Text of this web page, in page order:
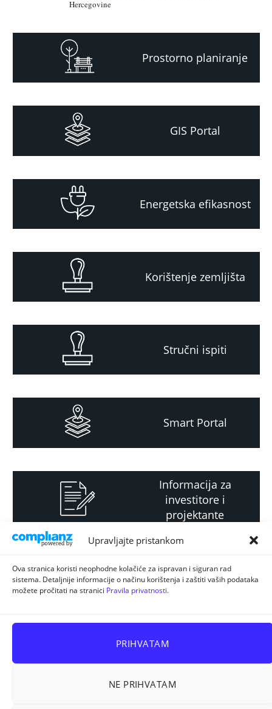
Upravljajte pristankom
Ova stranica koristi neophodne kolačiće za ispravan i siguran rad
sistema. Detaljnije informacije o načinu korištenja i zaštiti vaših podataka
možete pročitati na stranici Pravila privatnosti.
PRIHVATAM
NE PRIHVATAM
Hercegovine
Prostorno planiranje
GIS Portal
Energetska efikasnost
Korištenje zemljišta
Stručni ispiti
Smart Portal
Informacija za
investitore i
projektante
Strateški i planski
dokument